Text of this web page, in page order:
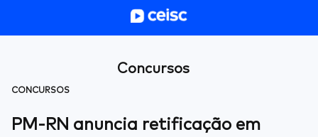
Concursos
CONCURSOS
PM-RN anuncia retificação em